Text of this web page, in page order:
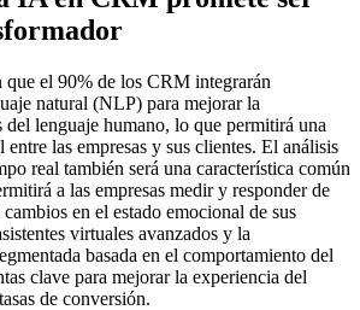
que el 90% de los CRM integrarán
natural (NLP) para mejorar la
lenguaje humano, lo que permitirá una
entre las empresas y sus clientes. El análisis
real también será una característica común
a las empresas medir y responder de
en el estado emocional de sus
virtuales avanzados y la
basada en el comportamiento del
clave para mejorar la experiencia del
de conversión.